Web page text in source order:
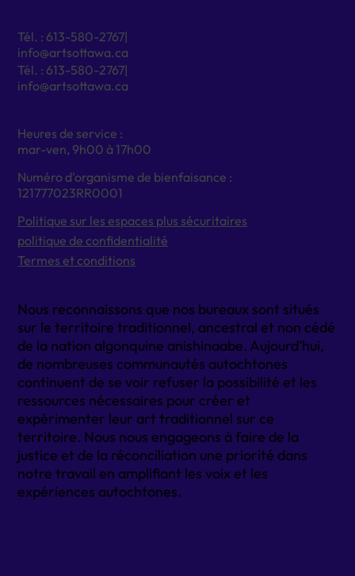
Heures de service :
mar-ven, 9h00 à 17h00
Numéro d'organisme de bienfaisance :
121777023RR0001
Politique sur les espaces plus sécuritaires
politique de confidentialité
Termes et conditions
Tél. : 613-580-2767|
info@artsottawa.ca
Tél. : 613-580-2767|
info@artsottawa.ca
Nous reconnaissons que nos bureaux sont situés
sur le territoire traditionnel, ancestral et non cédé
de la nation algonquine anishinaabe. Aujourd’hui,
de nombreuses communautés autochtones
continuent de se voir refuser la possibilité et les
ressources nécessaires pour créer et
expérimenter leur art traditionnel sur ce
territoire. Nous nous engageons à faire de la
justice et de la réconciliation une priorité dans
notre travail en amplifiant les voix et les
expériences autochtones.